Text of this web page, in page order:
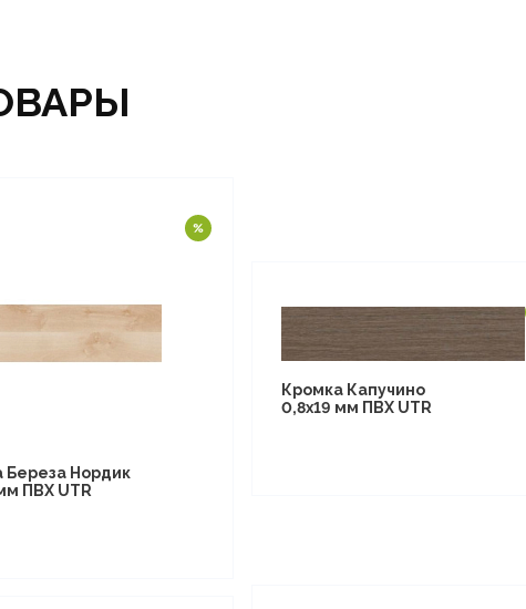
Береза Нордик
ПВХ UTR
Кромка Капучино
0,8х19 мм ПВХ UTR